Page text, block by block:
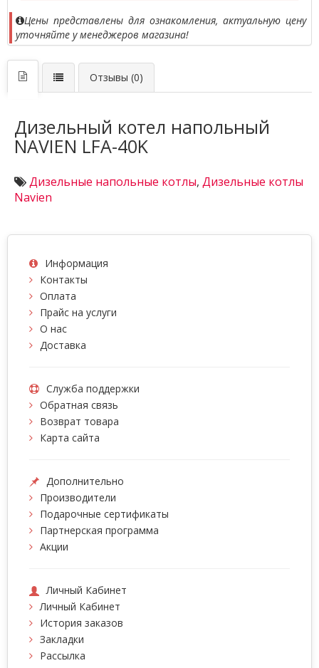
Цены представлены для ознакомления, актуальную цену
уточняйте у менеджеров магазина!
Отзывы (0)
Дизельный котел напольный
NAVIEN LFA-40K
Дизельные напольные котлы, Дизельные котлы
Navien
Информация
Контакты
Оплата
Прайс на услуги
О нас
Доставка
Служба поддержки
Обратная связь
Возврат товара
Карта сайта
Дополнительно
Производители
Подарочные сертификаты
Партнерская программа
Акции
Личный Кабинет
Личный Кабинет
История заказов
Закладки
Рассылка